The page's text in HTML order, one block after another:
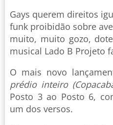
Gays querem direitos
funk proibidão sobre
muito, muito gozo,
musical Lado B Projeto
O mais novo
prédio inteiro
Posto 3 ao Posto 6,
um dos versos.